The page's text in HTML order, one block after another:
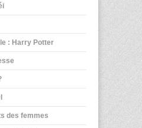
: Harry Potter
des femmes